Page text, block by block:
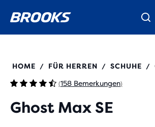
Der brandneue Ghost Amp ist da - Shop
Wir präsentieren die neue Cascadia Kollektion -
Kostenloser Versand für Mitglieder.
110444
HOME / FÜR HERREN / SCHUHE /
(158 Bemerkungen)
Ghost Max SE